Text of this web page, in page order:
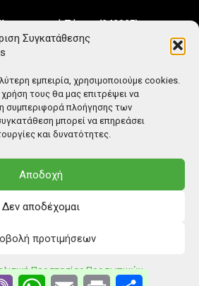
Συγκατάθεσης
εμπειρία, χρησιμοποιούμε cookies.
τους θα μας επιτρέψει να
συμπεριφορά πλοήγησης των
μπορεί να επηρεάσει
και δυνατότητες.
Αποδοχή
Δεν αποδέχομαι
προτιμήσεων
Προστασίας Προσωπικών
Τύπου (242225)
Ethos Media S.A.
Viber WhatsAppEmail Print